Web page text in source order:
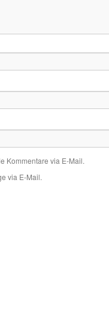
Kommentare via E-Mail.
via E-Mail.